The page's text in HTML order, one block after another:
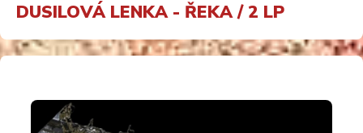
DUSILOVÁ LENKA - ŘEKA / 2 LP